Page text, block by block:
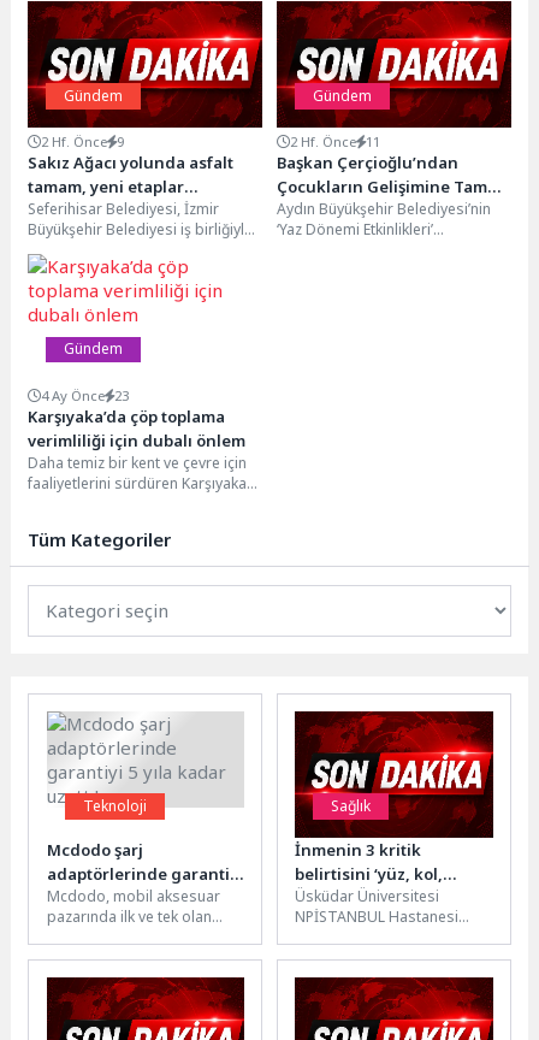
Gündem
2 Hf. Önce 9
Sakız Ağacı yolunda asfalt
tamam, yeni etaplar
planlandı
Seferihisar Belediyesi, İzmir
Büyükşehir Belediyesi iş birliğiyle
ilçe genelinde ulaşım konforunu
artıracak asfalt çalışmalarına
aralıksız...
Gündem
2 Hf. Önce 11
Başkan Çerçioğlu’ndan
Çocukların Gelişimine Tam
Destek
Aydın Büyükşehir Belediyesi’nin
‘Yaz Dönemi Etkinlikleri’
Gündem
4 Ay Önce 23
Karşıyaka’da çöp toplama
verimliliği için dubalı önlem
Daha temiz bir kent ve çevre için
faaliyetlerini sürdüren Karşıyaka
Tüm Kategoriler
Teknoloji
Mcdodo şarj
adaptörlerinde garantiyi
5 yıla kadar uzattı!
Mcdodo, mobil aksesuar
pazarında ilk ve tek olan
devreye aldı. Yeni
uygulamayla 2...
Sağlık
İnmenin 3 kritik
belirtisini ‘yüz, kol,
konuşma’ şifresiyle
hatırlamak hayat
kurtarır!
Üsküdar Üniversitesi
NPİSTANBUL Hastanesi
Şalçini, 10 Mayıs Dünya İnme
Farkındalık Günü...